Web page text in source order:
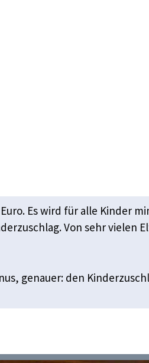
Es wird für alle Kinder
Von sehr vielen
genauer: den